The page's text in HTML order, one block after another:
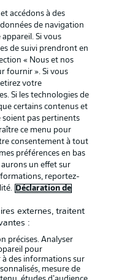
d’utilisation des
mes préférences
accédons à des
de navigation
Si vous
de suivi prendront en
« Nous et nos
fournir ». Si vous
votre
Si les technologies de
certains contenus et
soient pas pertinents
ce menu pour
consentement à tout
préférences en bas
aurons un effet sur
reportez-
Déclaration de
externes, traitent
:
précises. Analyser
pour
à des informations sur
mesure de